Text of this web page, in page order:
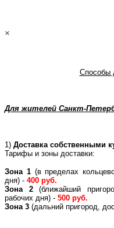
×
Способы
Для жителей Санкт-
1) Доставка собственными
Тарифы и зоны доставки:
Зона 1(в пределах
дня) - 400 руб.
Зона 2(ближайший
рабочих дня) - 500 руб.
Зона 3 (дальний пригород,